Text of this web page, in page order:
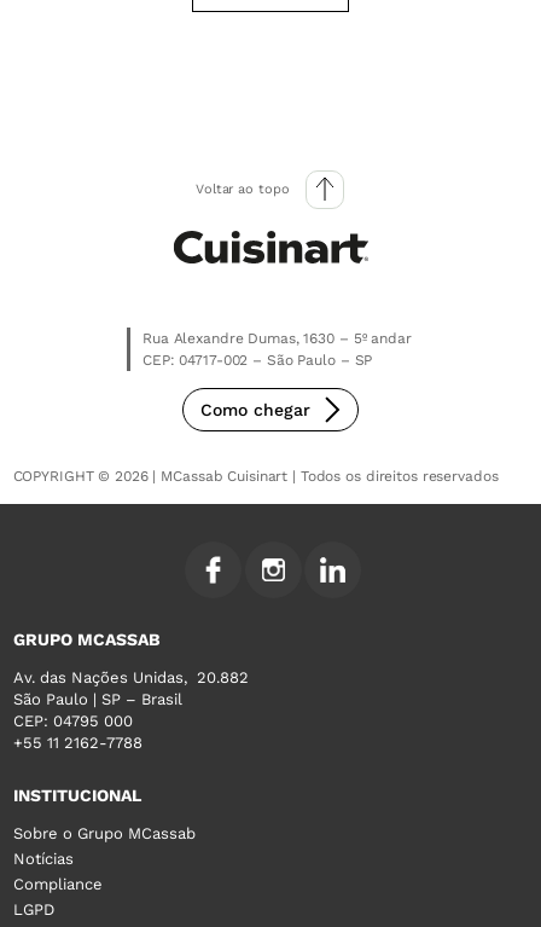
Voltar ao topo
Rua Alexandre Dumas, 1630 – 5º andar
CEP: 04717-002 – São Paulo – SP
Como chegar
COPYRIGHT © 2026 | MCassab Cuisinart | Todos os direitos reservados
GRUPO MCASSAB
Av. das Nações Unidas, 20.882
São Paulo | SP – Brasil
CEP: 04795 000
+55 11 2162-7788
INSTITUCIONAL
Sobre o Grupo MCassab
Notícias
Compliance
LGPD